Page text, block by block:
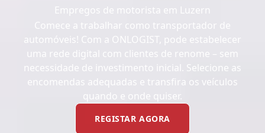
Empregos de motorista em Luzern
Comece a trabalhar como transportador de
automóveis! Com a ONLOGIST, pode estabelecer
uma rede digital com clientes de renome – sem
necessidade de investimento inicial. Selecione as
encomendas adequadas e transfira os veículos
quando e onde quiser.
REGISTAR AGORA